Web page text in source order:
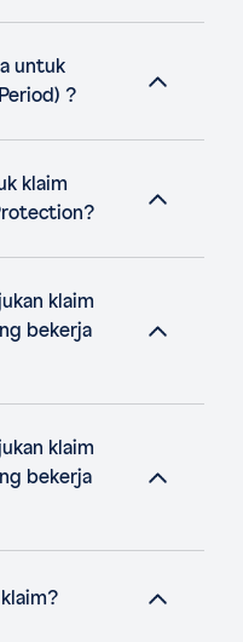
untuk
?
klaim
klaim
bekerja
klaim
bekerja